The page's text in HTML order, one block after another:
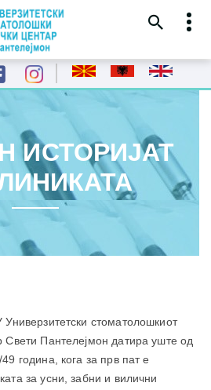
ИСТОРИЈАТ
Универзитетски стоматолошкиот
Свети Пантелејмон датира уште од
година, кога за прв пат е
за усни, забни и вилични